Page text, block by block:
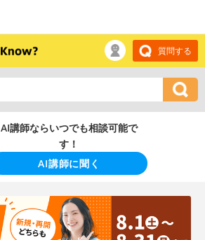
質問する
AI講師ならいつでも相談可能で
す！
AI講師に聞く